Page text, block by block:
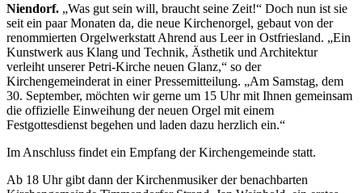
Niendorf. „Was gut sein will, braucht seine Zeit!“ Doch nun ist sie
seit ein paar Monaten da, die neue Kirchenorgel, gebaut von der
renommierten Orgelwerkstatt Ahrend aus Leer in Ostfriesland. „Ein
Kunstwerk aus Klang und Technik, Ästhetik und Architektur
verleiht unserer Petri-Kirche neuen Glanz,“ so der
Kirchengemeinderat in einer Pressemitteilung. „Am Samstag, dem
30. September, möchten wir gerne um 15 Uhr mit Ihnen gemeinsam
die offizielle Einweihung der neuen Orgel mit einem
Festgottesdienst begehen und laden dazu herzlich ein.“
Im Anschluss findet ein Empfang der Kirchengemeinde statt.
Ab 18 Uhr gibt dann der Kirchenmusiker der benachbarten